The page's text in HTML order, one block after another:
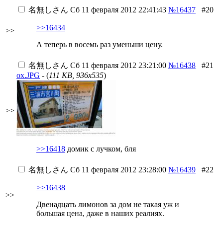
>>
名無しさん Сб 11 февраля 2012 22:41:43 №16437 #20
>>16434
А теперь в восемь раз уменьши цену.
>>
名無しさん Сб 11 февраля 2012 23:21:00 №16438
#21
ох.JPG - (111 KB, 936x535)
>>16418 домик с лучком, бля
>>
名無しさん Сб 11 февраля 2012 23:28:00 №16439 #22
>>16438
Двенадцать лимонов за дом не такая уж и
большая цена, даже в наших реалиях.